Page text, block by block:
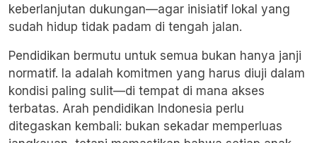
keberlanjutan dukungan—agar inisiatif lokal yang
sudah hidup tidak padam di tengah jalan.
Pendidikan bermutu untuk semua bukan hanya janji
normatif. Ia adalah komitmen yang harus diuji dalam
kondisi paling sulit—di tempat di mana akses
terbatas. Arah pendidikan Indonesia perlu
ditegaskan kembali: bukan sekadar memperluas